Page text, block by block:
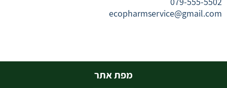
ecopharmservice@gmail.com
מפת אתר